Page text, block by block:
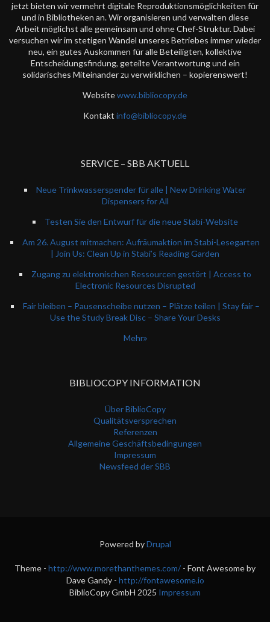
jetzt bieten wir vermehrt digitale Reproduktionsmöglichkeiten für
und in Bibliotheken an. Wir organisieren und verwalten diese
Arbeit möglichst alle gemeinsam und ohne Chef-Struktur. Dabei
versuchen wir im stetigen Wandel unseres Betriebes immer wieder
neu, ein gutes Auskommen für alle Beteiligten, kollektive
Entscheidungsfindung, geteilte Verantwortung und ein
solidarisches Miteinander zu verwirklichen – kopierenswert!
Websitewww.bibliocopy.de
Kontakt info@bibliocopy.de
SERVICE – SBB AKTUELL
Neue Trinkwasserspender für alle | New Drinking Water
Dispensers for All
Testen Sie den Entwurf für die neue Stabi-Website
Am 26. August mitmachen: Aufräumaktion im Stabi-Lesegarten
| Join Us: Clean Up in Stabi’s Reading Garden
Zugang zu elektronischen Ressourcen gestört | Access to
Electronic Resources Disrupted
Fair bleiben – Pausenscheibe nutzen – Plätze teilen | Stay fair –
Use the Study Break Disc – Share Your Desks
Mehr
BIBLIOCOPY INFORMATION
Über BiblioCopy
Qualitätsversprechen
Referenzen
Allgemeine Geschäftsbedingungen
Impressum
Newsfeed der SBB
Powered byDrupal
Theme - http://www.morethanthemes.com/ - Font Awesome by
Dave Gandy - http://fontawesome.io
BiblioCopy GmbH 2025 Impressum